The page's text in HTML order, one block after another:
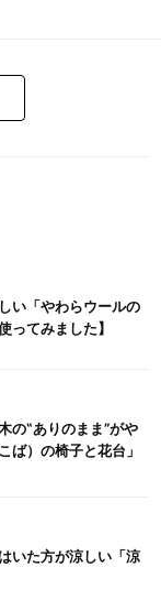
い「やわらウールの
ってみました】
の‟ありのまま”がや
ば）の椅子と花台」
いた方が涼しい「涼